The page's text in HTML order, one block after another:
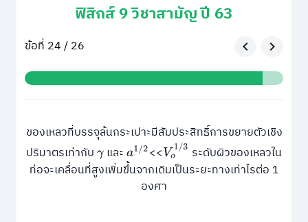
ฟิสิกส์ 9 วิชาสามัญ ปี 63
ข้อที่ 24 / 26
ของเหลวที่บรรจุล้นกระเปาะมีสัมประสิทธิ์การขยายตัวเชิง
ปริมาตรเท่ากับγ และa1/2<<Vo1/3ระดับผิวของเหลวใน
ท่อจะเคลื่อนที่สูงเพิ่มขึ้นจากเดิมเป็นระยะทางเท่าไรต่อ 1
องศา